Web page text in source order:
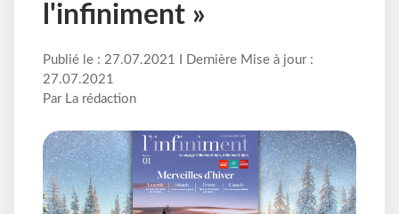
l'infiniment »
Publié le : 27.07.2021 I Dernière Mise à jour :
27.07.2021
Par La rédaction